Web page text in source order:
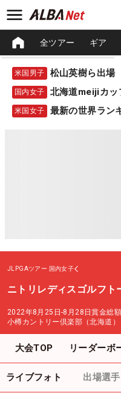
全ツアー ギア
米国男子
国内女子 北海道meijiカ
米国女子 最新の世界ラン
JLPGAツアー 国内女子
ニトリレディスゴルフト
2022年8月25日-8月28日賞金総額
小樽カントリー倶楽部（北海道）
大会TOP リーダーボ
ライブフォト 出場選手